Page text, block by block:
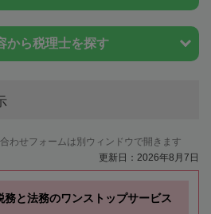
から税理士を探す
わせフォームは別ウィンドウで開きます
更新日：2026年8月7日
務と法務のワンストップサービス